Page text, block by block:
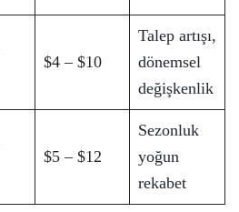
$4 – $10
Talep artışı,
dönemsel
değişkenlik
$5 – $12
Sezonluk
yoğun
rekabet